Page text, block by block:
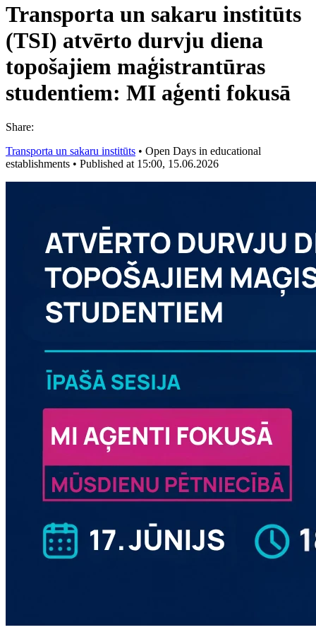
Transporta un sakaru institūts
(TSI) atvērto durvju diena
topošajiem maģistrantūras
studentiem: MI aģenti fokusā
Share:
Transporta un sakaru institūts • Open Days in educational
establishments • Published at 15:00, 15.06.2026